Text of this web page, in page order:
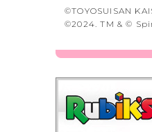
©TOYOSUISAN
©2024. TM & ©